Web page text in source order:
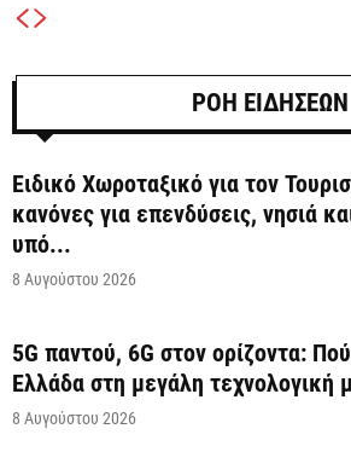
ΡΟΗ ΕΙΔΗΣΕΩΝ
Ειδικό Χωροταξικό για τον
κανόνες για επενδύσεις, νησιά
υπό...
8 Αυγούστου 2026
5G παντού, 6G στον ορίζοντα:
Ελλάδα στη μεγάλη τεχνολογική
8 Αυγούστου 2026